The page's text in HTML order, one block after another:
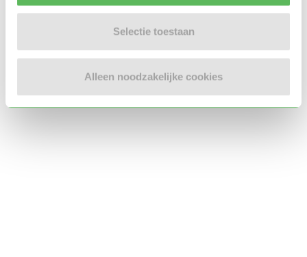
Selectie toestaan
Alleen noodzakelijke cookies
Locatie oppasadres (Dordrecht)